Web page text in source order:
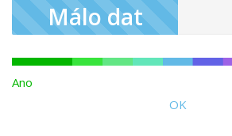
Málo dat
Ano
OK